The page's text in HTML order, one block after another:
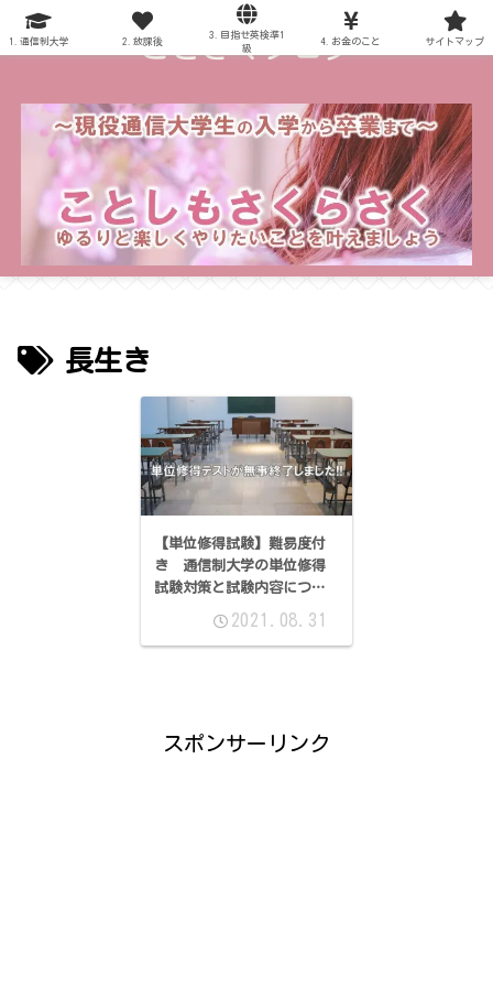
～ことさくブログ～
長生き
【単位修得試験】難易度付
き 通信制大学の単位修得
試験対策と試験内容につい
て ―1年次 第2回―
2021.08.31
スポンサーリンク
1.通信制大学 2.放課後
3.目指せ英検準1
級
4.お金のこと サイトマップ